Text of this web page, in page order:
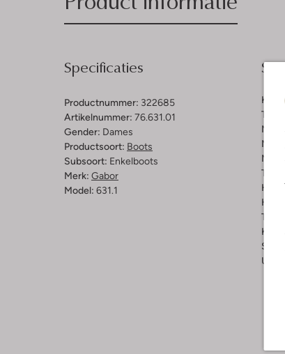
Specificaties
Productnummer: 322685
Artikelnummer: 76.631.01
Gender: Dames
Productsoort: Boots
Subsoort: Enkelboots
Merk: Gabor
Model: 631.1
Type
Type